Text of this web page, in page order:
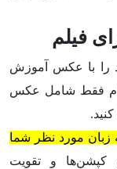
فیلم‌
را با عکس آموزش
فقط شامل عکس
زبان مورد نظر شما
کپشن‌ها و تقویت